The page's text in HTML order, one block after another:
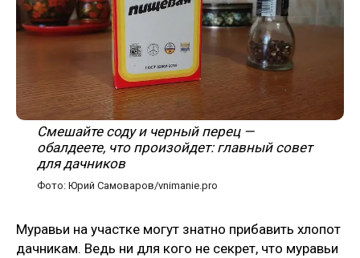
Смешайте соду и черный перец —
обалдеете, что произойдет: главный совет
для дачников
Фото: Юрий Самоваров/vnimanie.pro
Муравьи на участке могут знатно прибавить хлопот
дачникам. Ведь ни для кого не секрет, что муравьи